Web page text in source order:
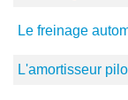
Le freinage
L'amortisseur